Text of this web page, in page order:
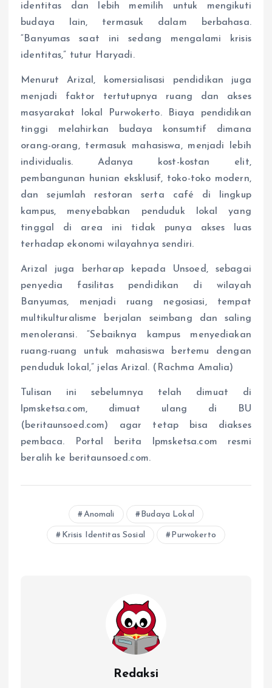
identitas dan lebih memilih untuk mengikuti
budaya lain, termasuk dalam berbahasa.
“Banyumas saat ini sedang mengalami krisis
identitas,” tutur Haryadi.
Menurut Arizal, komersialisasi pendidikan juga
menjadi faktor tertutupnya ruang dan akses
masyarakat lokal Purwokerto. Biaya pendidikan
tinggi melahirkan budaya konsumtif dimana
orang-orang, termasuk mahasiswa, menjadi lebih
individualis. Adanya kost-kostan elit,
pembangunan hunian eksklusif, toko-toko modern,
dan sejumlah restoran serta café di lingkup
kampus, menyebabkan penduduk lokal yang
tinggal di area ini tidak punya akses luas
terhadap ekonomi wilayahnya sendiri.
Arizal juga berharap kepada Unsoed, sebagai
penyedia fasilitas pendidikan di wilayah
Banyumas, menjadi ruang negosiasi, tempat
multikulturalisme berjalan seimbang dan saling
menoleransi. “Sebaiknya kampus menyediakan
ruang-ruang untuk mahasiswa bertemu dengan
penduduk lokal,” jelas Arizal. (Rachma Amalia)
Tulisan ini sebelumnya telah dimuat di
lpmsketsa.com, dimuat ulang di BU
(beritaunsoed.com) agar tetap bisa diakses
pembaca. Portal berita lpmsketsa.com resmi
beralih ke beritaunsoed.com.
Anomali Budaya Lokal
Krisis Identitas Sosial Purwokerto
Redaksi